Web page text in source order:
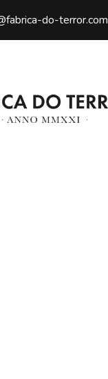
do-terror.com